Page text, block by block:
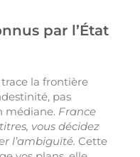
par l’État
la frontière
pas
médiane. France
vous décidez
l’ambiguïté. Cette